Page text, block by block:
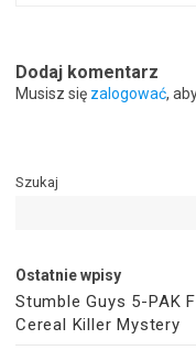
Dodaj komentarz
Musisz się zalogować,
Szukaj
Ostatnie wpisy
Stumble Guys 5-PAK
Cereal Killer Mystery